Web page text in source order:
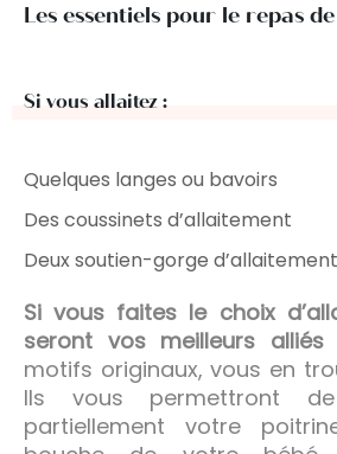
Les essentiels pour le repas
Si vous allaitez :
Quelques langes ou bavoirs
Des coussinets d’allaitement
Deux soutien-gorge d’allaitement
Si vous faites le choix
seront vos meilleurs alliés
motifs originaux, vous en
Ils vous permettront
partiellement votre